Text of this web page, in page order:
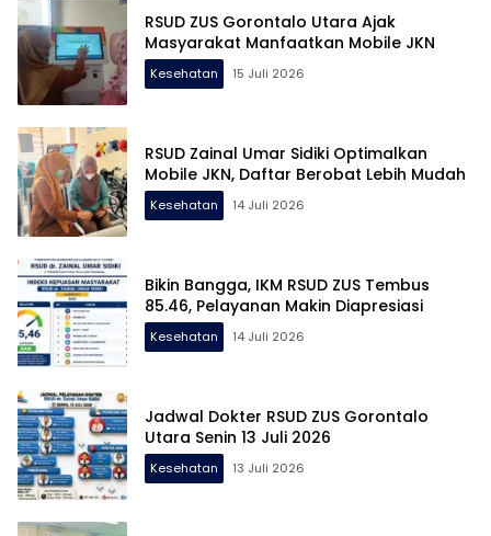
RSUD ZUS Gorontalo Utara Ajak
Masyarakat Manfaatkan Mobile JKN
Kesehatan 15 Juli 2026
RSUD Zainal Umar Sidiki Optimalkan
Mobile JKN, Daftar Berobat Lebih Mudah
Kesehatan 14 Juli 2026
Bikin Bangga, IKM RSUD ZUS Tembus
85.46, Pelayanan Makin Diapresiasi
Kesehatan 14 Juli 2026
Jadwal Dokter RSUD ZUS Gorontalo
Utara Senin 13 Juli 2026
Kesehatan 13 Juli 2026